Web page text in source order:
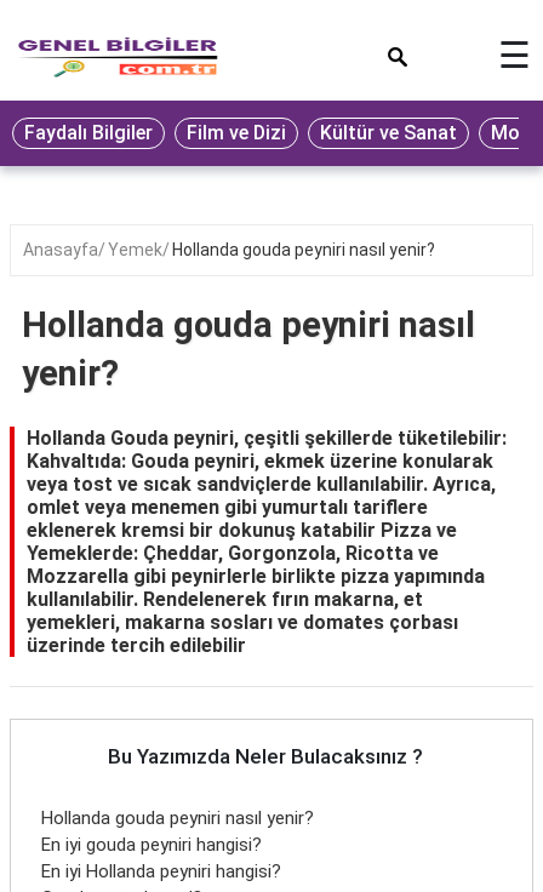
Eğitim
Ekonomi
Seyahat
Oyun
Yaşam
Hukuk
Blog
☰
Faydalı Bilgiler Film ve Dizi Kültür ve Sanat
Anasayfa Yemek Hollanda gouda peyniri nasıl yenir?
Hollanda gouda peyniri nasıl
yenir?
Hollanda Gouda peyniri, çeşitli şekillerde tüketilebilir:
Kahvaltıda: Gouda peyniri, ekmek üzerine konularak
veya tost ve sıcak sandviçlerde kullanılabilir. Ayrıca,
omlet veya menemen gibi yumurtalı tariflere
eklenerek kremsi bir dokunuş katabilir Pizza ve
Yemeklerde: Çheddar, Gorgonzola, Ricotta ve
Mozzarella gibi peynirlerle birlikte pizza yapımında
kullanılabilir. Rendelenerek fırın makarna, et
yemekleri, makarna sosları ve domates çorbası
üzerinde tercih edilebilir
Bu Yazımızda Neler Bulacaksınız ?
Hollanda gouda peyniri nasıl yenir?
En iyi gouda peyniri hangisi?
En iyi Hollanda peyniri hangisi?